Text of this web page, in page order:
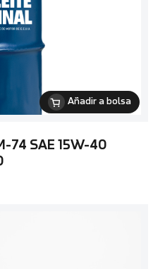
Añadir a bolsa
74 SAE 15W-40